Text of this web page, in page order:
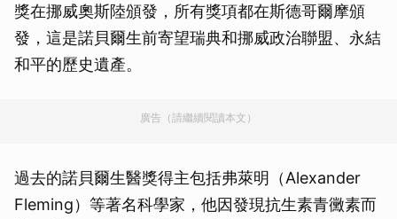
獎在挪威奧斯陸頒發，所有獎項都在斯德哥爾摩頒
發，這是諾貝爾生前寄望瑞典和挪威政治聯盟、永結
和平的歷史遺產。
廣告（請繼續閱讀本文）
過去的諾貝爾生醫獎得主包括弗萊明（Alexander
Fleming）等著名科學家，他因發現抗生素青黴素而